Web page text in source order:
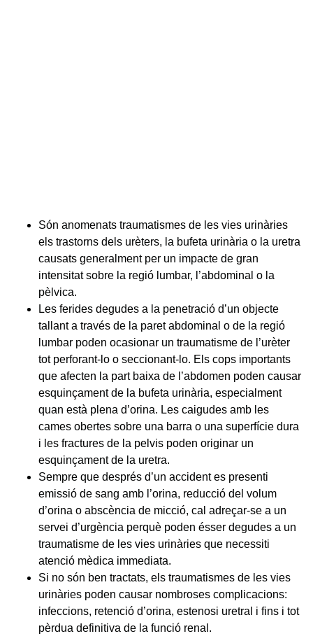
Són anomenats traumatismes de les vies urinàries
els trastorns dels urèters, la bufeta urinària o la uretra
causats generalment per un impacte de gran
intensitat sobre la regió lumbar, l’abdominal o la
pèlvica.
Les ferides degudes a la penetració d’un objecte
tallant a través de la paret abdominal o de la regió
lumbar poden ocasionar un traumatisme de l’urèter
tot perforant-lo o seccionant-lo. Els cops importants
que afecten la part baixa de l’abdomen poden causar
esquinçament de la bufeta urinària, especialment
quan està plena d’orina. Les caigudes amb les
cames obertes sobre una barra o una superfície dura
i les fractures de la pelvis poden originar un
esquinçament de la uretra.
Sempre que després d’un accident es presenti
emissió de sang amb l’orina, reducció del volum
d’orina o abscència de micció, cal adreçar-se a un
servei d’urgència perquè poden ésser degudes a un
traumatisme de les vies urinàries que necessiti
atenció mèdica immediata.
Si no són ben tractats, els traumatismes de les vies
urinàries poden causar nombroses complicacions:
infeccions, retenció d’orina, estenosi uretral i fins i tot
pèrdua definitiva de la funció renal.